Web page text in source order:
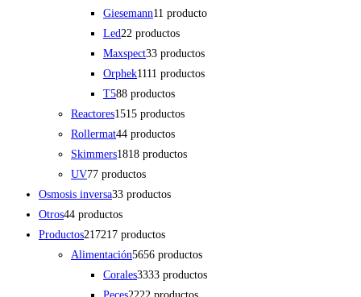
Giesemann11 producto
Led22 productos
Maxspect33 productos
Orphek1111 productos
T588 productos
Reactores1515 productos
Rollermat44 productos
Skimmers1818 productos
UV77 productos
Osmosis inversa33 productos
Otros44 productos
Productos217217 productos
Alimentación5656 productos
Corales3333 productos